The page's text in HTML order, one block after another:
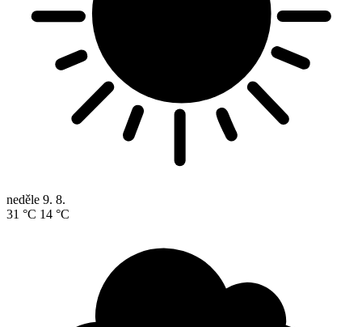
neděle 9. 8.
31 °C 14 °C